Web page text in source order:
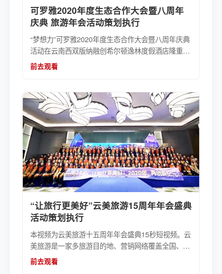
可罗雅2020年度生态合作大会暨八周年
庆典 旅游年会活动策划执行
“梦想力”可罗雅2020年度生态合作大会暨八周年庆典
活动在云南西双版纳融创希尔顿逸林度假酒店隆重召
开。本视频为可罗雅墙布周年庆活动15秒短视频。
前去观看
“让旅行更美好”云美旅游15周年年会盛典
活动策划执行
本视频为云美旅游十五周年年会盛典15秒短视频。云
美旅游是一家多旅游目的地、营销网络覆盖全国、实
行一体化全产业链投资运营的旅游综合服务集团公
司，云美旅游集团15周年年会盛典活动策划执行服务
前去观看